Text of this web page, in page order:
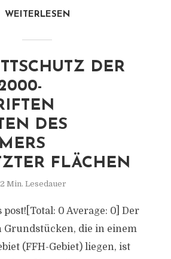
WEITERLESEN
DER
DES
FLÄCHEN
2 Min. Lesedauer
0 Average: 0] Der
Grundstücken, die in einem
(FFH-Gebiet) liegen, ist